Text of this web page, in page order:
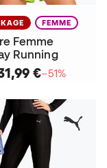
FEMME
Femme
Running
€−51%